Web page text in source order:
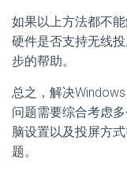
如果以上方法都不
硬件是否支持无线
步的帮助。
总之，解决
问题需要综合考虑
脑设置以及投屏方
题。